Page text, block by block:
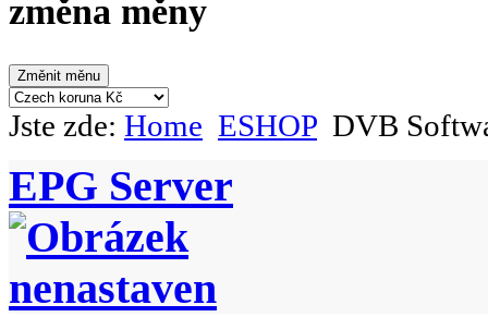
změna měny
Jste zde: Home ESHOP DVB
EPG Server